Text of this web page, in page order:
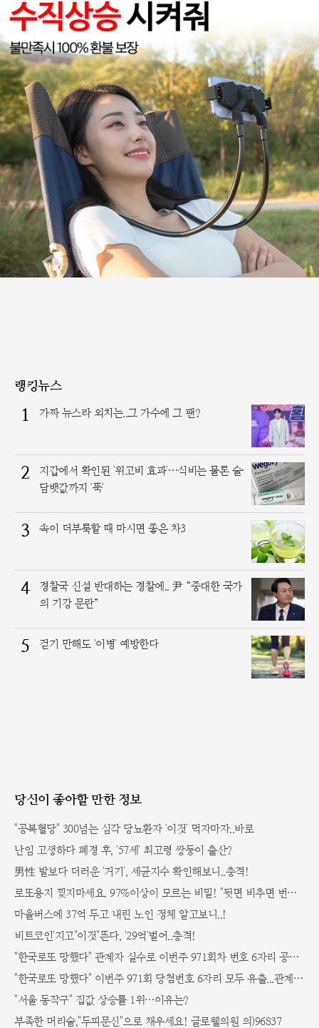
랭킹뉴스
1 가짜 뉴스라 외치는..그 가수에 그 팬?
2
지갑에서 확인된 '위고비 효과'…식비는 물론 술·
담뱃값까지 '뚝'
3 속이 더부룩할 때 마시면 좋은 차3
4
경찰국 신설 반대하는 경찰에.. 尹 “중대한 국가
의 기강 문란”
5 걷기 만해도 '이병' 예방한다
당신이 좋아할 만한 정보
"공복혈당" 300넘는 심각 당뇨환자 '이것' 먹자마자..바로
난임 고생하다 폐경 후, '57세' 최고령 쌍둥이 출산?
男性 발보다 더러운 '거기', 세균지수 확인해보니..충격!
로또용지 찢지마세요. 97%이상이 모르는 비밀! "뒷면 비추면 번호 보인다!?"
마을버스에 37억 두고 내린 노인 정체 알고보니..!
비트코인'지고"이것"뜬다, '29억'벌어..충격!
"한국로또 망했다" 관계자 실수로 이번주 971회차 번호 6자리 공개!? 꼭 확인해라!
"한국로또 망했다" 이번주 971회 당첨번호 6자리 모두 유출...관계자 실수로 "비상"!
"서울 동작구" 집값 상승률 1위…이유는?
부족한 머리숱,"두피문신"으로 채우세요! 글로웰의원 의)96837